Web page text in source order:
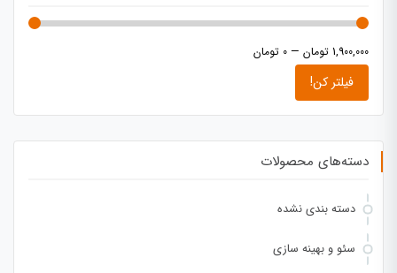
1,900,000 تومان — 0 تومان
فیلتر کن!
دسته‌های محصولات
دسته بندی نشده
سئو و بهینه سازی